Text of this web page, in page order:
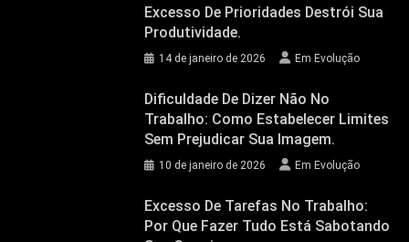
Excesso De Prioridades Destrói Sua
Produtividade.
14 de janeiro de 2026 Em Evolução
Dificuldade De Dizer Não No
Trabalho: Como Estabelecer Limites
Sem Prejudicar Sua Imagem.
10 de janeiro de 2026 Em Evolução
Excesso De Tarefas No Trabalho:
Por Que Fazer Tudo Está Sabotando